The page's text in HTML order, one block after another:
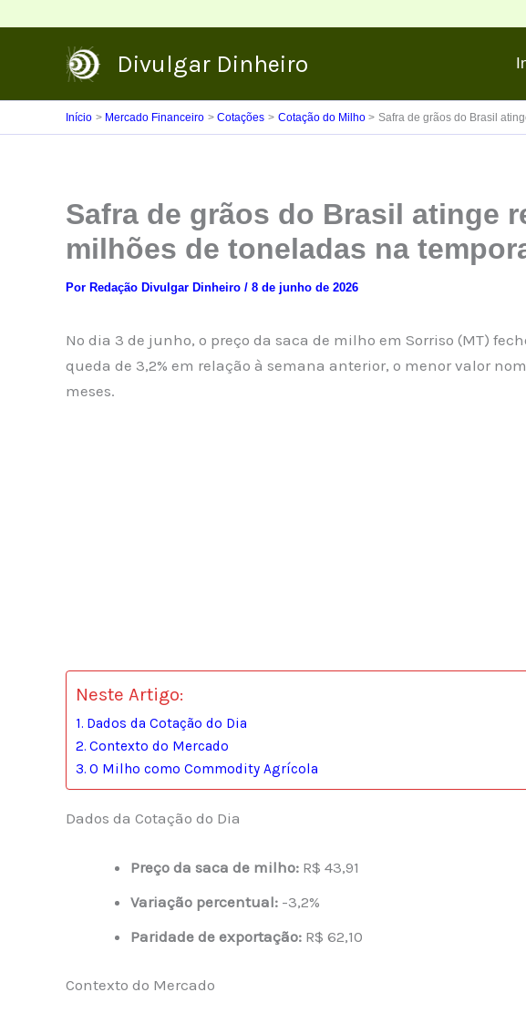
Divulgar Dinheiro
Início Mercado Financeiro Cotações Cotação do Milho Safra de grãos do Brasil
Safra de grãos do Brasil atinge
milhões de toneladas na
Por Redação Divulgar Dinheiro / 8 de junho de 2026
No dia 3 de junho, o preço da saca de milho em Sorriso (MT)
queda de 3,2% em relação à semana anterior, o menor valor
meses.
Neste Artigo:
Dados da Cotação do Dia
Contexto do Mercado
O Milho como Commodity Agrícola
Dados da Cotação do Dia
Preço da saca de milho: R$ 43,91
Variação percentual: -3,2%
Paridade de exportação: R$ 62,10
Contexto do Mercado